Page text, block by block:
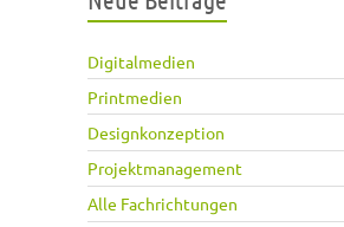
Digitalmedien
Printmedien
Designkonzeption
Projektmanagement
Alle Fachrichtungen